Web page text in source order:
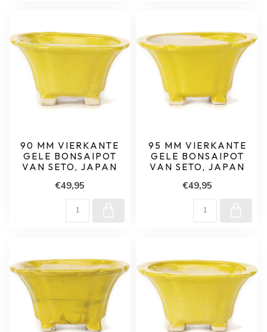
90 MM VIERKANTE
GELE BONSAIPOT
VAN SETO, JAPAN
€49,95
95 MM VIERKANTE
GELE BONSAIPOT
VAN SETO, JAPAN
€49,95